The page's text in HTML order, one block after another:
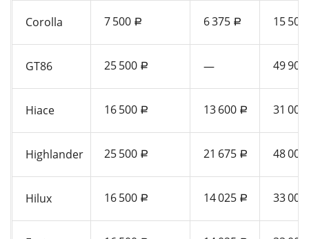
Corolla 7 500 a 6 375 a 15 500
GT86 25 500 a — 49 900
Hiace 16 500 a 13 600 a 31 000
Highlander 25 500 a 21 675 a 48 000
Hilux 16 500 a 14 025 a 33 000